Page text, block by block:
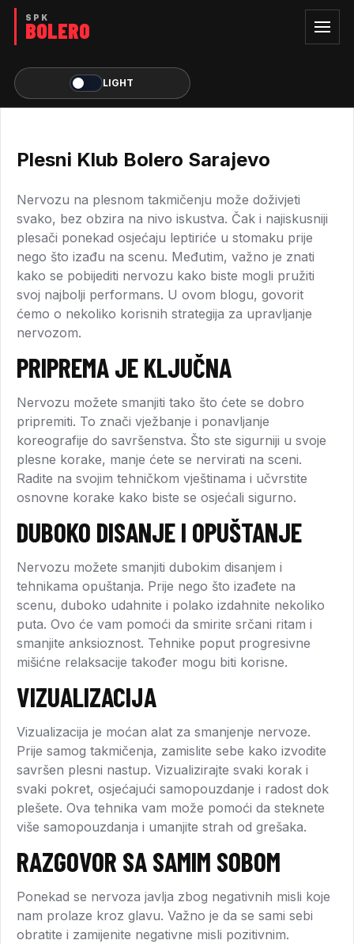
LIGHT
Plesni Klub Bolero Sarajevo
Nervozu na plesnom takmičenju može doživjeti
svako, bez obzira na nivo iskustva. Čak i najiskusniji
plesači ponekad osjećaju leptiriće u stomaku prije
nego što izađu na scenu. Međutim, važno je znati
kako se pobijediti nervozu kako biste mogli pružiti
svoj najbolji performans. U ovom blogu, govorit
ćemo o nekoliko korisnih strategija za upravljanje
nervozom.
PRIPREMA JE KLJUČNA
Nervozu možete smanjiti tako što ćete se dobro
pripremiti. To znači vježbanje i ponavljanje
koreografije do savršenstva. Što ste sigurniji u svoje
plesne korake, manje ćete se nervirati na sceni.
Radite na svojim tehničkom vještinama i učvrstite
osnovne korake kako biste se osjećali sigurno.
DUBOKO DISANJE I OPUŠTANJE
Nervozu možete smanjiti dubokim disanjem i
tehnikama opuštanja. Prije nego što izađete na
scenu, duboko udahnite i polako izdahnite nekoliko
puta. Ovo će vam pomoći da smirite srčani ritam i
smanjite anksioznost. Tehnike poput progresivne
mišićne relaksacije također mogu biti korisne.
VIZUALIZACIJA
Vizualizacija je moćan alat za smanjenje nervoze.
Prije samog takmičenja, zamislite sebe kako izvodite
savršen plesni nastup. Vizualizirajte svaki korak i
svaki pokret, osjećajući samopouzdanje i radost dok
plešete. Ova tehnika vam može pomoći da steknete
više samopouzdanja i umanjite strah od grešaka.
RAZGOVOR SA SAMIM SOBOM
Ponekad se nervoza javlja zbog negativnih misli koje
nam prolaze kroz glavu. Važno je da se sami sebi
obratite i zamijenite negativne misli pozitivnim.